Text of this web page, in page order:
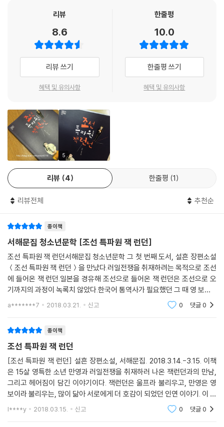
순성이 일본으로부터 받은 돈을 백성들에게 나누어 주지 않고 횡포를 부려
한다. 잭은 그런 문제에 얽히고 싶어 하지 않는다. 하지만 그들만큼이나 분
노하는 만영의 설득에 결국 둘은 박순성을 찾아가게 된다. 둘은 탐관오리
박순성을 만나 백성들의 고통을 얘기하지만, 그는 전혀 이해하지 못한다.
이에 잭은 가지고 있던 리볼버로 박순성을 위협하게 되고. 결국 백성들에
게 돈을 돌려주겠다는 박순성의 약속을 받아낸다.
일본에서 있었던 불미스러운 일을 이야기하며, 조선을 떠나라고 요청한다.
그 일 때문에 둘은 짧았던 동행을 끝내게 되고, 잭은 만영에게 노트를 선물
로 주면서, 미국으로 떠난다. 그리고 이후 만영은 잭처럼 작가가 되기로 마
음먹고 미국을 찾는다.
전쟁 같은 삶 속에서 세계적 작가가 된 ‘울프’, 잭 런던
이처럼 세계적 작가와 조선 소년의 짧은 만남을 다룬 이 책은 소설이면서
비친 조선과 전쟁은 당시 조선 사람들, 나아가서는 조선의 모습을 잘 보여
준다.
또한 만영에게 자신의 인생을 얘기하는 잭에게서는 전쟁 같은 삶을 견뎌내
고 세계적 작가가 된 인물의 고뇌를 엿볼 수 있다. 친아버지에게 버림받고
알래스카로 가 금을 캐고, 통조림 공장에서 일하고, 해적질로 생계를 유지
하기도 했던 잭. 그리고 잭은 부랑자가 되어 미국을 떠돌며 어두운 사회 모
습을 보면서도 작가의 꿈을 놓지 않았고, 결국 그 꿈을 이루었다. 그만큼이
듣고 새로운 꿈을 꾸게 된다. 그리고 그 꿈은 만영 개인의 것이면서, 당시
조선 사람들의 꿈이기도 했다.
“자연 말고 또 다른 학교가 있었어. 도서관. 난 틈이 날 때마다 도서관에 다
녔어. 아무 책이나 닥치는 대로 읽었지. 이유는 묻지 마. 할 말이 없으니까.
그런 날 지켜보는 이가 있었어. D 사서 선생이었지. D 선생은 내게 책을 권
해 주었어. 처음에는 마크 트웨인과 에드거 앨런 포를, 나중에는 호손과 멜
빌과 플로베르와 톨스토이와 도스토옙스키를 권해 주었어. 읽기 쉬운 것도
리뷰
8.6
리뷰 쓰기
혜택 및 유의사항
한줄평
10.0
한줄평 쓰기
혜택 및 유의사항
5
리뷰 4 한줄평 1
리뷰전체 추천순
종이책
서해문집 청소년문학 [조선 특파원 잭 런던]
조선 특파원 잭 런던서해문집 청소년문학 그 첫 번째 도서, 설흔 장편소설
＜조선 특파원 잭 런던＞을 만났다.러일전쟁을 취재하려는 목적으로 조선
에 들어온 잭 런던.일본을 경유해 조선으로 들어온 잭 런던은 조선으로 오
기까지의 과정이 녹록치 않았다.한국어 통역사가 필요했던 그 때 영 보이 -
만영을 만나게 되고 처음에는 순탄치 않았지만 최고의 팀이라자부할 만한
a*******7 2018.03.21. 신고 0 댓글0
종이책
조선 특파원 잭 런던
[조선 특파원 잭 런던] 설흔 장편소설, 서해문집. 2018.3.14.-3.15. 이책
은 15살 영특한 소년 만영과 러일전쟁을 취재하러 나온 잭런던과의 만남,
그리고 헤어짐이 담긴 이야기이다. 잭런던은 울프라 불리우고, 만영은 영
보이라 불리우는, 많이 닮아 서로에게 더 호감이 되었던 인연 이야기. 이 책
을 펼치면서도 잭런던에 대해서는 무지했는데, 소설이긴 하나 잭런던의 고
뇌많았던
l****y 2018.03.15. 신고 0 댓글0